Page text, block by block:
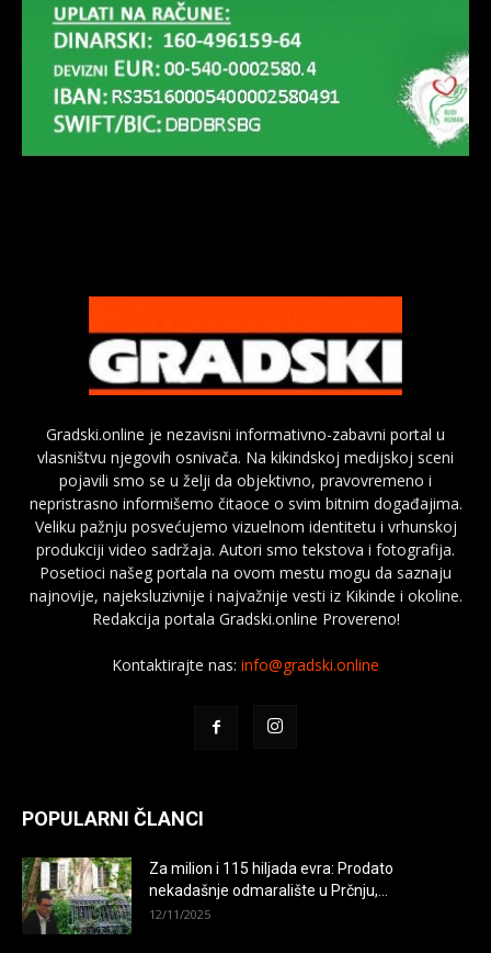
Gradski.online je nezavisni informativno-zabavni portal u
vlasništvu njegovih osnivača. Na kikindskoj medijskoj sceni
pojavili smo se u želji da objektivno, pravovremeno i
nepristrasno informišemo čitaoce o svim bitnim događajima.
Veliku pažnju posvećujemo vizuelnom identitetu i vrhunskoj
produkciji video sadržaja. Autori smo tekstova i fotografija.
Posetioci našeg portala na ovom mestu mogu da saznaju
najnovije, najeksluzivnije i najvažnije vesti iz Kikinde i okoline.
Redakcija portala Gradski.online Provereno!
Kontaktirajte nas: info@gradski.online
POPULARNI ČLANCI
Za milion i 115 hiljada evra: Prodato
nekadašnje odmaralište u Prčnju,...
12/11/2025